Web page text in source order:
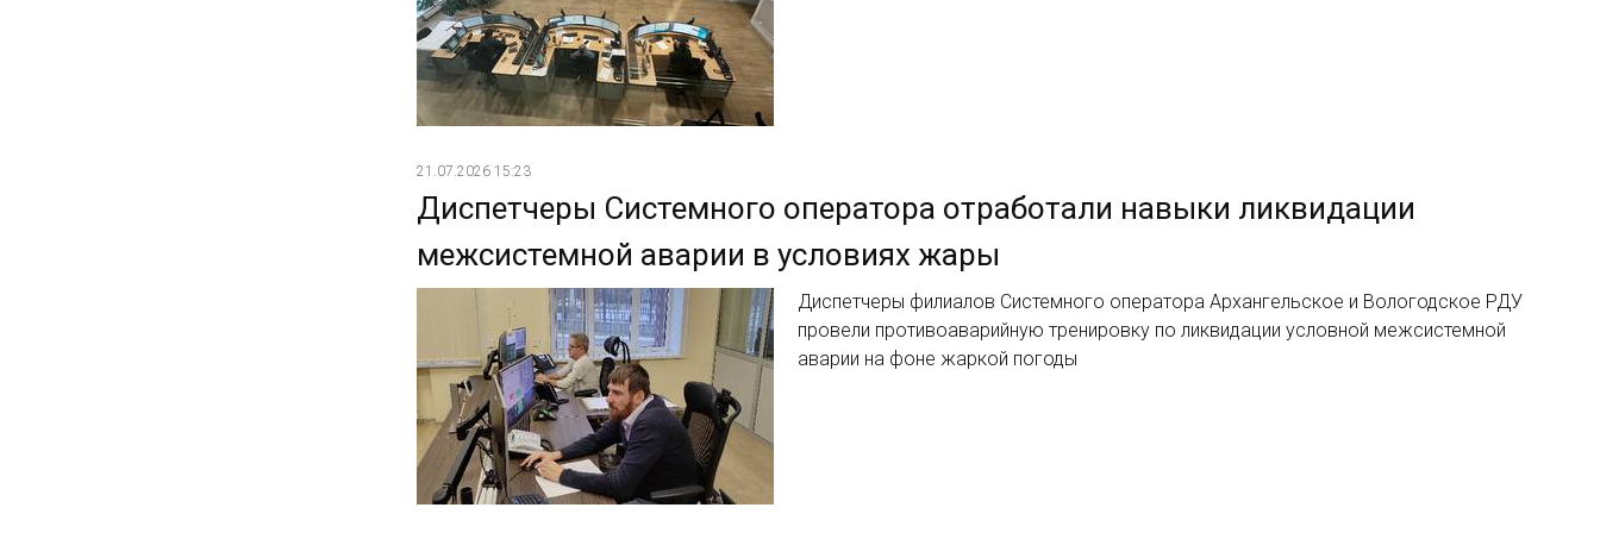
21.07.2026 15:23
Диспетчеры Системного оператора отработали навыки ликвидации
межсистемной аварии в условиях жары
Диспетчеры филиалов Системного оператора Архангельское и Вологодское РДУ
провели противоаварийную тренировку по ликвидации условной межсистемной
аварии на фоне жаркой погоды